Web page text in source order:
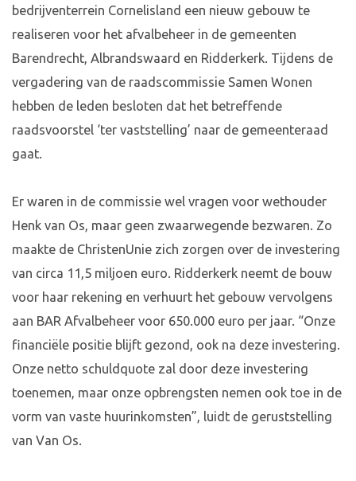
bedrijventerrein Cornelisland een nieuw gebouw te
realiseren voor het afvalbeheer in de gemeenten
Barendrecht, Albrandswaard en Ridderkerk. Tijdens de
vergadering van de raadscommissie Samen Wonen
hebben de leden besloten dat het betreffende
raadsvoorstel ‘ter vaststelling’ naar de gemeenteraad
gaat.
Er waren in de commissie wel vragen voor wethouder
Henk van Os, maar geen zwaarwegende bezwaren. Zo
maakte de ChristenUnie zich zorgen over de investering
van circa 11,5 miljoen euro. Ridderkerk neemt de bouw
voor haar rekening en verhuurt het gebouw vervolgens
aan BAR Afvalbeheer voor 650.000 euro per jaar. “Onze
financiële positie blijft gezond, ook na deze investering.
Onze netto schuldquote zal door deze investering
toenemen, maar onze opbrengsten nemen ook toe in de
vorm van vaste huurinkomsten”, luidt de geruststelling
van Van Os.